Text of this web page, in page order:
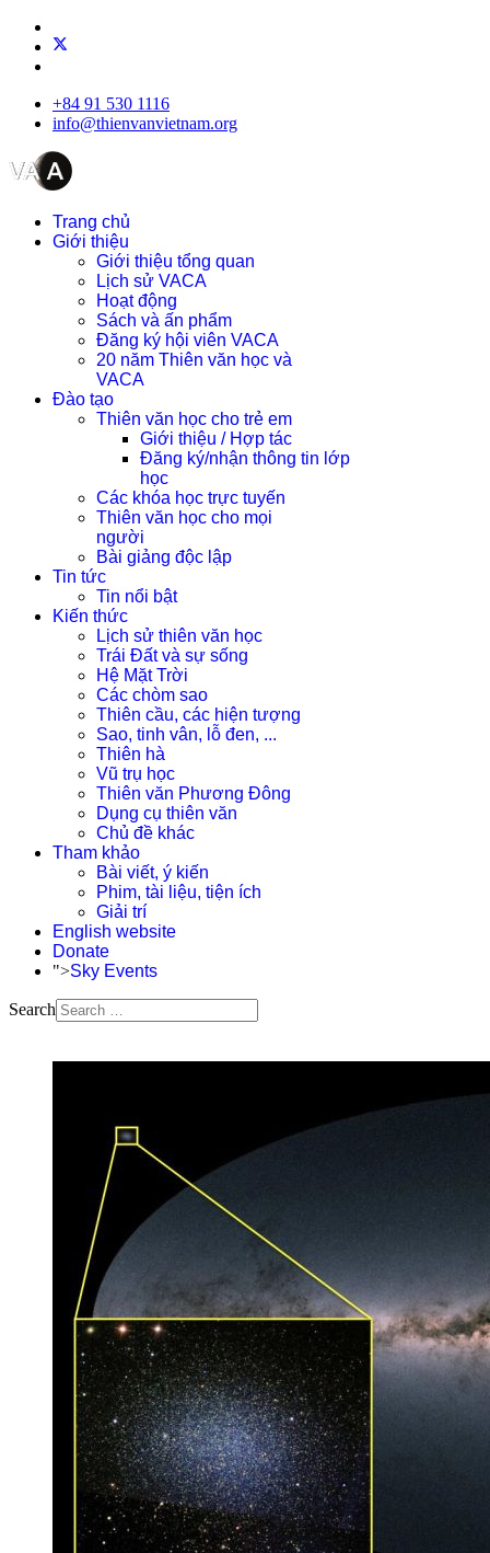
+84 91 530 1116
info@thienvanvietnam.org
Trang chủ
Giới thiệu
Giới thiệu tổng quan
Lịch sử VACA
Hoạt động
Sách và ấn phẩm
Đăng ký hội viên VACA
20 năm Thiên văn học và
VACA
Đào tạo
Thiên văn học cho trẻ em
Giới thiệu / Hợp tác
Đăng ký/nhận thông tin lớp
học
Các khóa học trực tuyến
Thiên văn học cho mọi
người
Bài giảng độc lập
Tin tức
Tin nổi bật
Kiến thức
Lịch sử thiên văn học
Trái Đất và sự sống
Hệ Mặt Trời
Các chòm sao
Thiên cầu, các hiện tượng
Sao, tinh vân, lỗ đen, ...
Thiên hà
Vũ trụ học
Thiên văn Phương Đông
Dụng cụ thiên văn
Chủ đề khác
Tham khảo
Bài viết, ý kiến
Phim, tài liệu, tiện ích
Giải trí
English website
Donate
">Sky Events
Search